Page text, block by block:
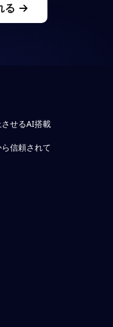
る
せるAI搭載
信頼されて